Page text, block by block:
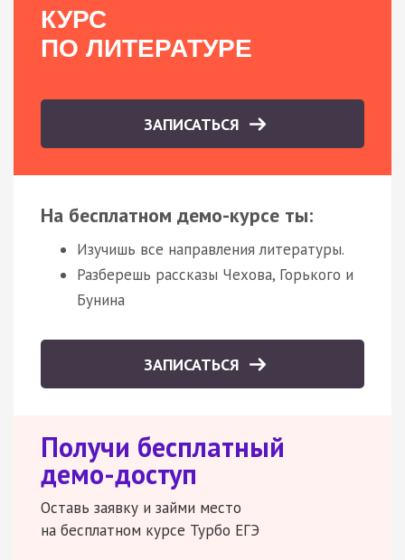
КУРС
ПО ЛИТЕРАТУРЕ
ЗАПИСАТЬСЯ
На бесплатном демо-курсе ты:
Изучишь все направления литературы.
Разберешь рассказы Чехова, Горького и
Бунина
ЗАПИСАТЬСЯ
Получи бесплатный
демо-доступ
Оставь заявку и займи место
на бесплатном курсе Турбо ЕГЭ